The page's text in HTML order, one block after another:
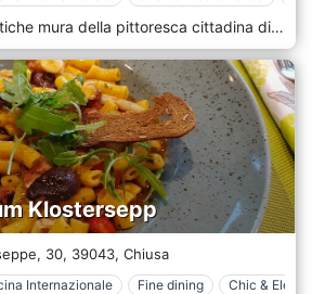
Incastonato tra le antiche mura della pittoresca cittadina di Glorenza, il Flurin - Bar, Restaurant & Suites è un rifugio sublime che racchiude l'essenza dell'eleganza senza tempo e dell'arte culinaria del Trentino Alto Adige. Sposando il design contemporaneo con il ricco patrimonio architettonico della regione, questa struttura promette una vacanza serena con comfort di lusso e delizie gourmet. La facciata, che ricorda il fascino medievale di Glorenza, attira i visitatori con la sua sottile fusione di pietra antica e accenti moderni. All'interno, Flurin vanta un'armoniosa giustapposizione tra vecchio e nuovo. Travi rustiche in legno che si incrociano in alto, intricati affreschi e pavimenti in pietra artigianale convivono magnificamente con mobili eleganti, illuminazione d'atmosfera e opere d'arte d'avanguardia. Al bar Flurin's, gli ospiti possono rilassarsi con cocktail preparati meticolosamente, una selezione dei migliori vini regionali o una tazza fumante di espresso italiano. Ogni drink racconta una storia di terra, sia attraverso le note frizzanti di un vino bianco trentino che attraverso i sapori ricchi di una grappa locale.
Klostersepp
30, 39043, Chiusa
Internazionale Fine dining Chic &